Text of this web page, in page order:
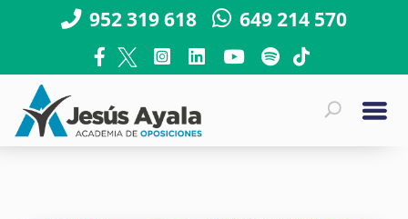
952 319 618 649 214 570